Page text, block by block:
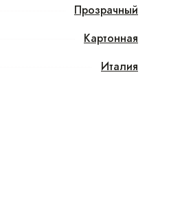
Прозрачный
Картонная
Италия